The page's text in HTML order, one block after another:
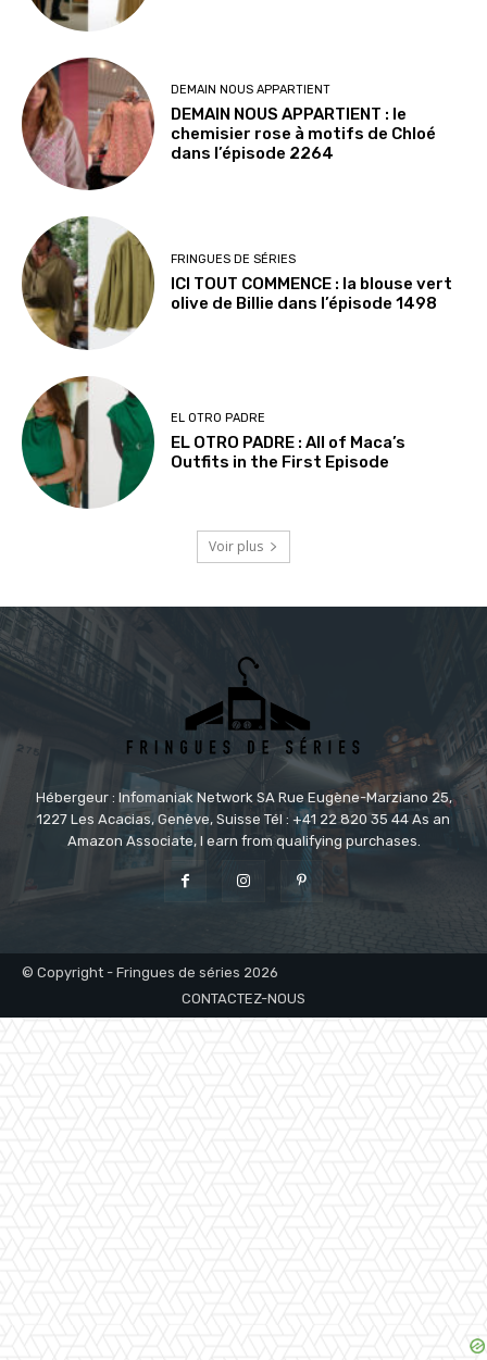
DEMAIN NOUS APPARTIENT
DEMAIN NOUS APPARTIENT : le
chemisier rose à motifs de Chloé
dans l’épisode 2264
FRINGUES DE SÉRIES
ICI TOUT COMMENCE : la blouse vert
olive de Billie dans l’épisode 1498
EL OTRO PADRE
EL OTRO PADRE : All of Maca’s
Outfits in the First Episode
Voir plus
Hébergeur : Infomaniak Network SA Rue Eugène-Marziano 25,
1227 Les Acacias, Genève, Suisse Tél : +41 22 820 35 44 As an
Amazon Associate, I earn from qualifying purchases.
© Copyright - Fringues de séries 2026
CONTACTEZ-NOUS